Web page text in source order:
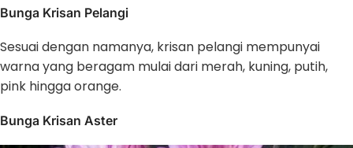
Bunga Krisan Pelangi
Sesuai dengan namanya, krisan pelangi mempunyai
warna yang beragam mulai dari merah, kuning, putih,
pink hingga orange.
Bunga Krisan Aster